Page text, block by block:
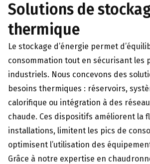
Solutions de
thermique
Le stockage d’énergie permet
consommation tout en sécurisant les
industriels. Nous concevons des
besoins thermiques : réservoirs,
calorifique ou intégration à des
chaude. Ces dispositifs améliorent la
installations, limitent les pics de
optimisent l’utilisation des
Grâce à notre expertise en